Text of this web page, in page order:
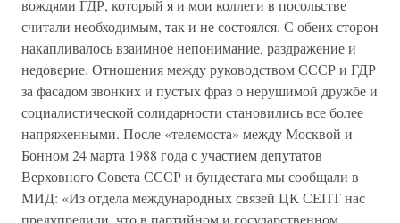
вождями ГДР, который я и мои коллеги в посольстве
считали необходимым, так и не состоялся. С обеих сторон
накапливалось взаимное непонимание, раздражение и
недоверие. Отношения между руководством СССР и ГДР
за фасадом звонких и пустых фраз о нерушимой дружбе и
социалистической солидарности становились все более
напряженными. После «телемоста» между Москвой и
Бонном 24 марта 1988 года с участием депутатов
Верховного Совета СССР и бундестага мы сообщали в
МИД: «Из отдела международных связей ЦК СЕПТ нас
предупредили, что в партийном и государственном